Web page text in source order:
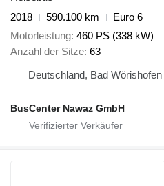
2018
590.100 km
Euro 6
Motorleistung 460 PS (338 kW)
Anzahl der Sitze 63
Deutschland, Bad Wörishofen
BusCenter Nawaz GmbH